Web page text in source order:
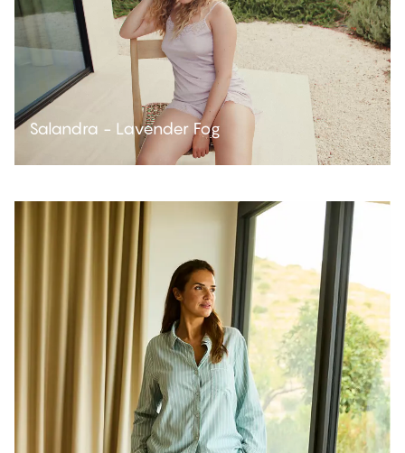
Salandra - Lavender Fog